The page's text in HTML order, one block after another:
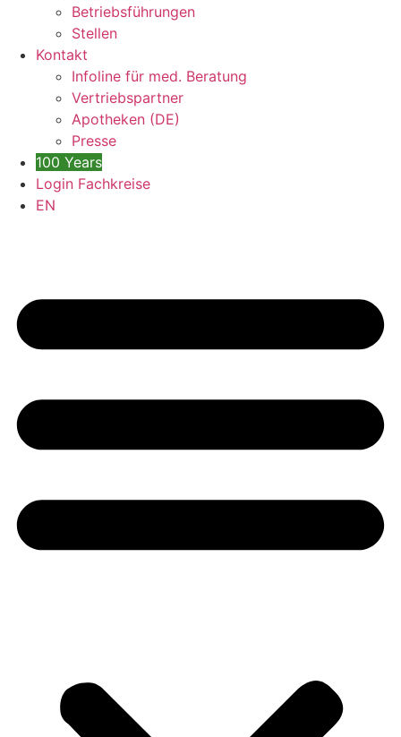
Betriebsführungen
Stellen
Kontakt
Infoline für med. Beratung
Vertriebspartner
Apotheken (DE)
Presse
100 Years
Login Fachkreise
EN